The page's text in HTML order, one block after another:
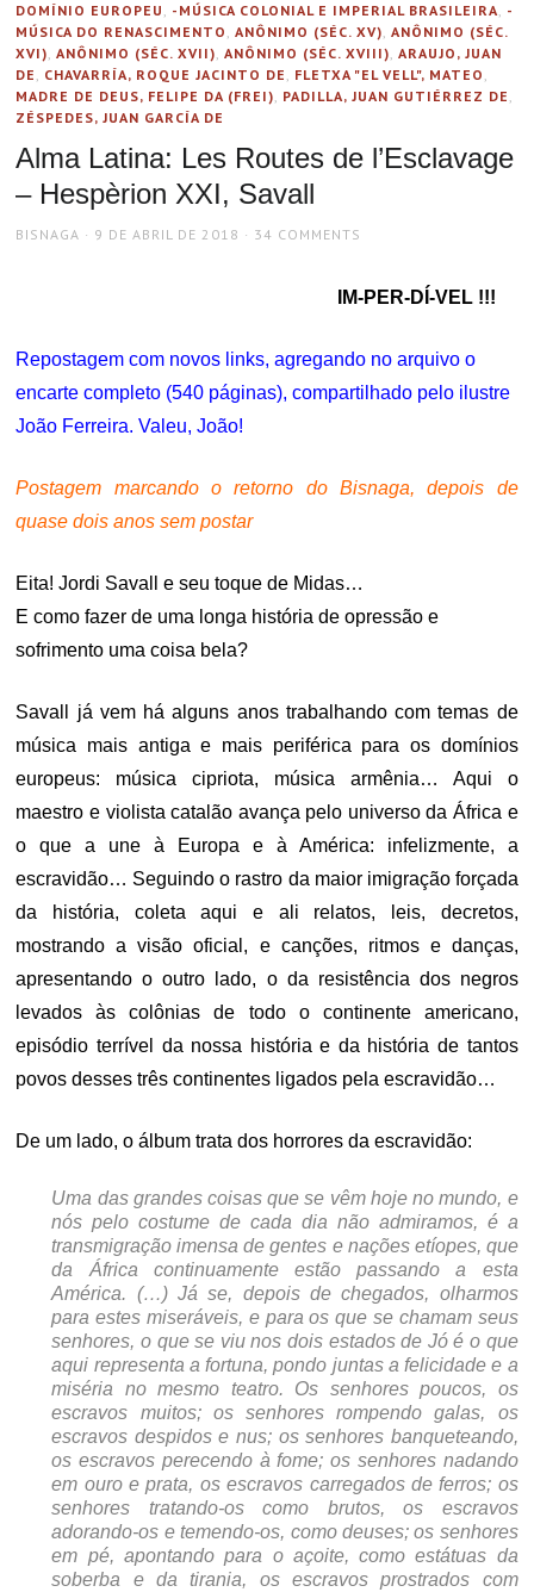
DOMÍNIO EUROPEU , -MÚSICA COLONIAL E IMPERIAL BRASILEIRA, -
MÚSICA DO RENASCIMENTO ,ANÔNIMO (SÉC. XV),ANÔNIMO (SÉC.
XVI),ANÔNIMO (SÉC. XVII),ANÔNIMO (SÉC. XVIII),ARAUJO, JUAN
DE , CHAVARRÍA, ROQUE JACINTO DE , FLETXA "EL VELL", MATEO ,
MADRE DE DEUS, FELIPE DA (FREI), PADILLA, JUAN GUTIÉRREZ DE ,
ZÉSPEDES, JUAN GARCÍA DE
Alma Latina: Les Routes de l’Esclavage
– Hespèrion XXI, Savall
AUTHOR
BISNAGA
POSTED
9 DE ABRIL DE 2018 34 COMMENTS
IM-PER-DÍ-VEL !!!
Repostagem com novos links, agregando no arquivo o
encarte completo (540 páginas), compartilhado pelo ilustre
João Ferreira. Valeu, João!
Postagem marcando o retorno do Bisnaga, depois de
quase dois anos sem postar
Eita! Jordi Savall e seu toque de Midas…
E como fazer de uma longa história de opressão e
sofrimento uma coisa bela?
Savall já vem há alguns anos trabalhando com temas de
música mais antiga e mais periférica para os domínios
europeus: música cipriota, música armênia… Aqui o
maestro e violista catalão avança pelo universo da África e
o que a une à Europa e à América: infelizmente, a
escravidão… Seguindo o rastro da maior imigração forçada
da história, coleta aqui e ali relatos, leis, decretos,
mostrando a visão oficial, e canções, ritmos e danças,
apresentando o outro lado, o da resistência dos negros
levados às colônias de todo o continente americano,
episódio terrível da nossa história e da história de tantos
povos desses três continentes ligados pela escravidão…
De um lado, o álbum trata dos horrores da escravidão:
Uma das grandes coisas que se vêm hoje no mundo, e
nós pelo costume decada dia não admiramos, é a
transmigração imensa de gentes e nações etíopes, que
da África continuamente estão passando a esta
América. (…)Já se, depois de chegados, olharmos
para estes miseráveis, e para os que se chamam seus
senhores, o que se viu nos dois estados de Jó é o que
aqui representa a fortuna, pondo juntas a felicidade e a
miséria no mesmo teatro. Os senhores poucos, os
escravos muitos; os senhores rompendo galas, os
escravos despidos e nus; os senhores banqueteando,
os escravos perecendo à fome; os senhores nadando
em ouro e prata, os escravos carregados de ferros; os
senhores tratando-os como brutos, os escravos
adorando-os e temendo-os, como deuses; os senhores
em pé, apontando para o açoite, como estátuas da
soberba e da tirania, os escravos prostrados com